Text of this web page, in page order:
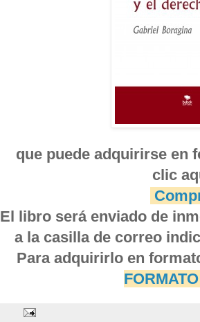
que puede adquirirse en
clic
El libro será enviado de
a la casilla de correo
Para adquirirlo en